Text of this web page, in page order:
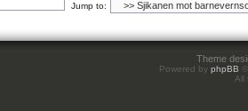
Jump to:
Theme
Powered by phpBB
All